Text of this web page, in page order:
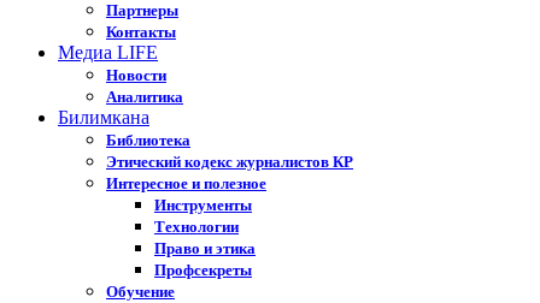
Партнеры
Контакты
Медиа LIFE
Новости
Аналитика
Билимкана
Библиотека
Этический кодекс журналистов КР
Интересное и полезное
Инструменты
Технологии
Право и этика
Профсекреты
Обучение